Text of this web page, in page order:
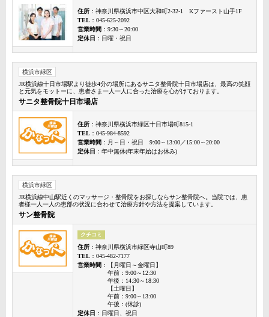
住所 ：神奈川県横浜市中区大和町2-32-1 Kファースト山手1F
TEL ：045-625-2092
営業時間 ：9:30～20:00
定休日 ：日曜・祝日
横浜市緑区
JR横浜線十日市場駅より徒歩4分の場所にあるサニタ整骨院十日市場店は、最高の笑顔
と元気をモットーに、患者さま一人一人に合った治療を心がけております。
サニタ整骨院十日市場店
住所 ：神奈川県横浜市緑区十日市場町815-1
TEL ：045-984-8592
営業時間 ：月～日・祝日 9:00～13:00／15:00～20:00
定休日 ：年中無休(年末年始はお休み)
横浜市緑区
JR横浜線中山駅近くのマッサージ・整骨院をお探しならサン整骨院へ。当院では、患
者様一人一人の患部の状況に合わせて治療方針や方法を提案しています。
サン整骨院
クチコミ
住所 ：神奈川県横浜市緑区寺山町89
TEL ：045-482-7177
営業時間 ：【月曜日～金曜日】
午前：9:00～12:30
午後：14:30～18:30
【土曜日】
午前：9:00～13:00
午後：(休診)
定休日 ：日曜日、祝日